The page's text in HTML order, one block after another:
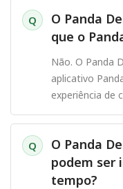
Q
O Panda
que o
Não. O Panda
aplicativo
experiência de
Q
O Panda
podem ser
tempo?